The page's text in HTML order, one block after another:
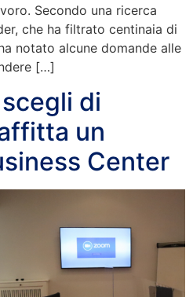
Secondo una ricerca
che ha filtrato centinaia di
notato alcune domande alle
[…]
di
un
Center